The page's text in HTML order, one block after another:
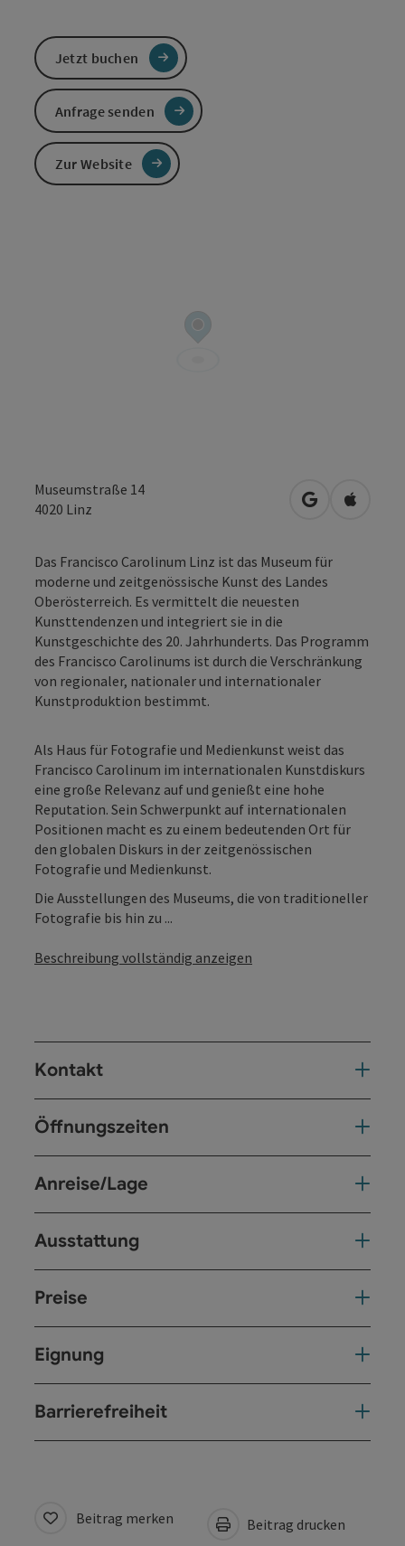
Museumstraße 14
4020 Linz in Google
in
Das Francisco Carolinum Linz ist das Museum für
moderne und zeitgenössische Kunst des Landes
Oberösterreich. Es vermittelt die neuesten
Kunsttendenzen und integriert sie in die
Kunstgeschichte des 20. Jahrhunderts. Das Programm
des Francisco Carolinums ist durch die Verschränkung
von regionaler, nationaler und internationaler
Kunstproduktion bestimmt.
Als Haus für Fotografie und Medienkunst weist das
Francisco Carolinum im internationalen Kunstdiskurs
eine große Relevanz auf und genießt eine hohe
Reputation. Sein Schwerpunkt auf internationalen
Positionen macht es zu einem bedeutenden Ort für
den globalen Diskurs in der zeitgenössischen
Fotografie und Medienkunst.
Die Ausstellungen des Museums, die von traditioneller
Fotografie bis hin zu ...
Beschreibung vollständig anzeigen
Kontakt
Öffnungszeiten
Anreise/Lage
Ausstattung
Preise
Eignung
Barrierefreiheit
Jetzt buchen
Anfrage senden
Zur Website
Beitrag merken Beitrag drucken